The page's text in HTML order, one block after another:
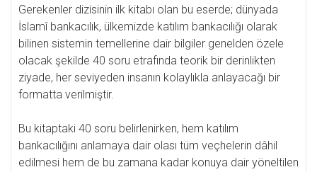
Gerekenler dizisinin ilk kitabı olan bu eserde; dünyada
İslamî bankacılık, ülkemizde katılım bankacılığı olarak
bilinen sistemin temellerine dair bilgiler genelden özele
olacak şekilde 40 soru etrafında teorik bir derinlikten
ziyade, her seviyeden insanın kolaylıkla anlayacağı bir
formatta verilmiştir.
Bu kitaptaki 40 soru belirlenirken, hem katılım
bankacılığını anlamaya dair olası tüm veçhelerin dâhil
edilmesi hem de bu zamana kadar konuya dair yöneltilen